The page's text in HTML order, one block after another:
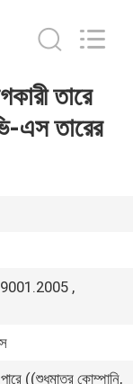
তারে
এস তারের
,
((শুধুমাত্র কোম্পানি,